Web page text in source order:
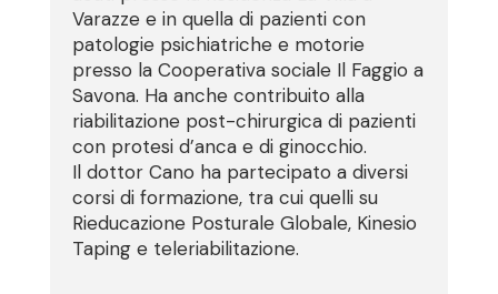
Varazze e in quella di pazienti con
patologie psichiatriche e motorie
presso la Cooperativa sociale Il Faggio a
Savona. Ha anche contribuito alla
riabilitazione post-chirurgica di pazienti
con protesi d’anca e di ginocchio.
Il dottor Cano ha partecipato a diversi
corsi di formazione, tra cui quelli su
Rieducazione Posturale Globale, Kinesio
Taping e teleriabilitazione.